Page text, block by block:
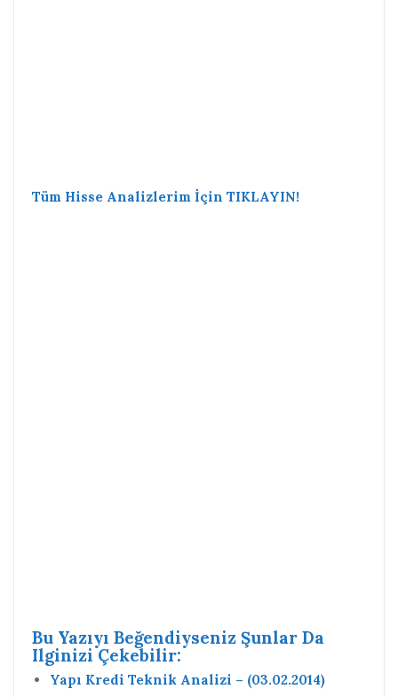
Tüm Hisse Analizlerim İçin TIKLAYIN!
Bu Yazıyı Beğendiyseniz Şunlar Da
Ilginizi Çekebilir:
Yapı Kredi Teknik Analizi – (03.02.2014)